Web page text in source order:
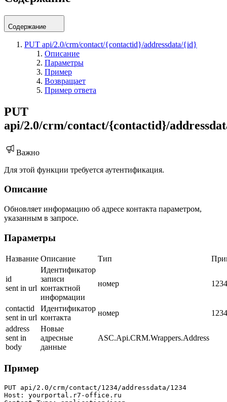
Содержание
PUT api/2.0/crm/contact/{contactid}/addressdata/{id}
Описание
Параметры
Пример
Возвращает
Пример ответа
PUT
api/2.0/crm/contact/{contactid}/
Важно
Для этой функции требуется аутентификация.
Описание
Обновляет информацию об адресе контакта параметром,
указанным в запросе.
Параметры
Название Описание Тип
id
sent in url
Идентификатор
записи
контактной
информации
номер 1234
contactid
sent in url
Идентификатор
контакта
номер
1234
address
sent in
body
Новые
адресные
данные
ASC.Api.CRM.Wrappers.Address
Пример
PUT api/2.0/crm/contact/1234/addressdata/1234
Host: yourportal.r7-office.ru